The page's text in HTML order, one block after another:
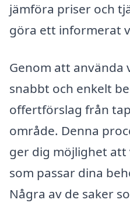
jämföra priser och
göra ett informerat
Genom att använda
snabbt och enkelt
offertförslag från
område. Denna
ger dig möjlighet
som passar dina
Några av de saker